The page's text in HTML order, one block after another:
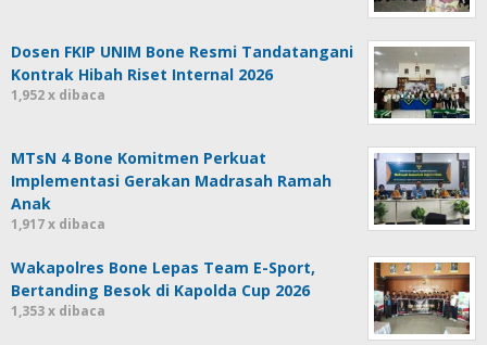
Dosen FKIP UNIM Bone Resmi Tandatangani
Kontrak Hibah Riset Internal 2026
1,952 x dibaca
MTsN 4 Bone Komitmen Perkuat
Implementasi Gerakan Madrasah Ramah
Anak
1,917 x dibaca
Wakapolres Bone Lepas Team E-Sport,
Bertanding Besok di Kapolda Cup 2026
1,353 x dibaca